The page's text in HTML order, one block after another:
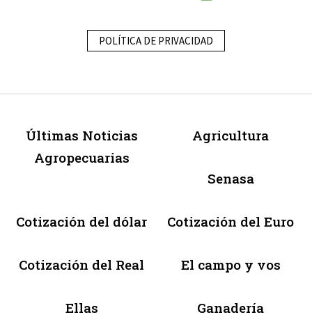
POLÍTICA DE PRIVACIDAD
Últimas Noticias
Agropecuarias
Agricultura
Senasa
Cotización del dólar Cotización del Euro
Cotización del Real El campo y vos
Ellas Ganadería